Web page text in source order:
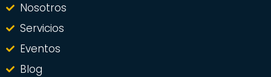
Nosotros
Servicios
Eventos
Blog